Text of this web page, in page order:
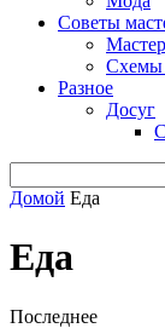
Советы
Схемы
Разное
Досуг
Домой Еда
Еда
Последнее